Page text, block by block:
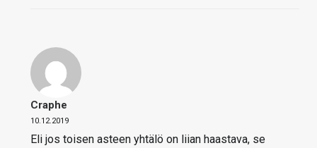
Craphe
10.12.2019
Eli jos toisen asteen yhtälö on liian haastava, se